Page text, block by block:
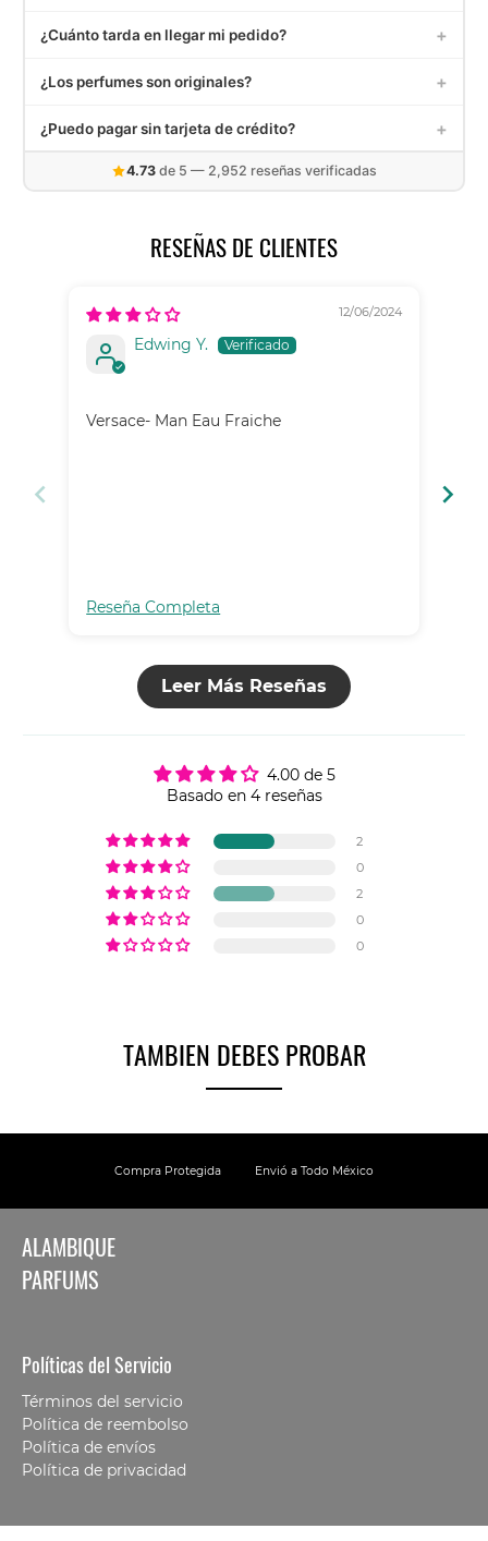
American Express), PayPal, Mercado Pago, Aplazó,
¿Cuánto tarda en llegar mi pedido? +
Recibirás un correo con tu número de seguimiento una vez
¿Los perfumes son originales? +
perfumes 100% originales. Contamos con garantía de
¿Puedo pagar sin tarjeta de crédito? +
depósito en OXXO, o hasta en 6 quincenas con Aplazó sin
4.73 de 5 — 2,952 reseñas verificadas
RESEÑAS DE CLIENTES
12/06/2024
Edwing Y.
Versace- Man Eau Fraiche
Reseña Completa
Leer Más Reseñas
4.00 de 5
Basado en 4 reseñas
2
0
2
0
0
TAMBIEN DEBES PROBAR
Compra Protegida Envió a Todo México
ALAMBIQUE
PARFUMS
Políticas del Servicio
Términos del servicio
Política de reembolso
Política de envíos
Política de privacidad